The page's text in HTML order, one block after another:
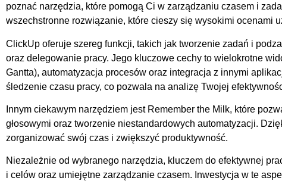
poznać narzędzia, które pomogą Ci w zarządzaniu czasem i
wszechstronne rozwiązanie, które cieszy się wysokimi ocenami
ClickUp oferuje szereg funkcji, takich jak tworzenie zadań i
oraz delegowanie pracy. Jego kluczowe cechy to wielokrotne
Gantta), automatyzacja procesów oraz integracja z innymi
śledzenie czasu pracy, co pozwala na analizę Twojej
Innym ciekawym narzędziem jest Remember the Milk, które
głosowymi oraz tworzenie niestandardowych automatyzacji.
zorganizować swój czas i zwiększyć produktywność.
Niezależnie od wybranego narzędzia, kluczem do efektywnej
i celów oraz umiejętne zarządzanie czasem. Inwestycja w te